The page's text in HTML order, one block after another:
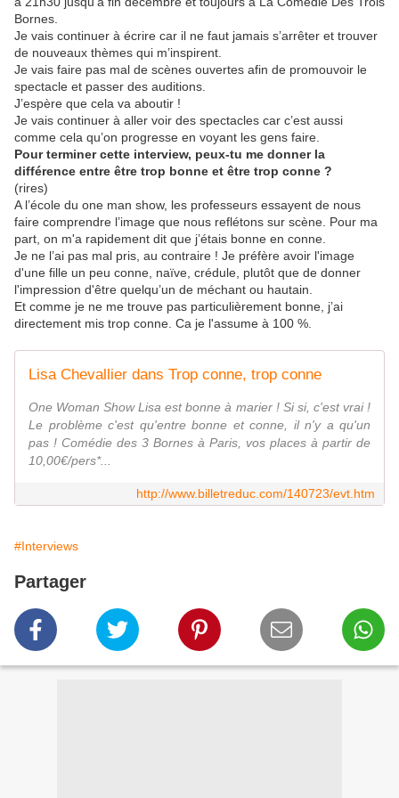
Bornes.
Je vais continuer à écrire car il ne faut jamais s’arrêter et trouver
de nouveaux thèmes qui m’inspirent.
Je vais faire pas mal de scènes ouvertes afin de promouvoir le
spectacle et passer des auditions.
J’espère que cela va aboutir !
Je vais continuer à aller voir des spectacles car c’est aussi
comme cela qu’on progresse en voyant les gens faire.
Pour terminer cette interview, peux-tu me donner la
différence entre être trop bonne et être trop conne ?
(rires)
A l’école du one man show, les professeurs essayent de nous
faire comprendre l’image que nous reflétons sur scène. Pour ma
part, on m'a rapidement dit que j’étais bonne en conne.
Je ne l’ai pas mal pris, au contraire ! Je préfère avoir l'image
d'une fille un peu conne, naïve, crédule, plutôt que de donner
l'impression d'être quelqu’un de méchant ou hautain.
Et comme je ne me trouve pas particulièrement bonne, j’ai
directement mis trop conne. Ca je l'assume à 100 %.
Lisa Chevallier dans Trop conne, trop conne
One Woman Show Lisa est bonne à marier ! Si si, c'est vrai !
Le problème c'est qu'entre bonne et conne, il n'y a qu'un
pas ! Comédie des 3 Bornes à Paris, vos places à partir de
10,00€/pers*...
http://www.billetreduc.com/140723/evt.htm
#Interviews
Partager